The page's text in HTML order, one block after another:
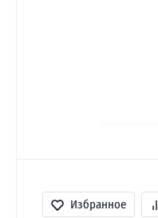
Избранное